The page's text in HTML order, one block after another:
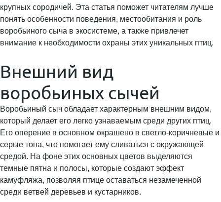
крупных сородичей. Эта статья поможет читателям лучше
понять особенности поведения, местообитания и роль
воробьиного сыча в экосистеме, а также привлечет
внимание к необходимости охраны этих уникальных птиц.
Внешний вид
воробьиных сычей
Воробьиный сыч обладает характерным внешним видом,
который делает его легко узнаваемым среди других птиц.
Его оперение в основном окрашено в светло-коричневые и
серые тона, что помогает ему сливаться с окружающей
средой. На фоне этих основных цветов выделяются
темные пятна и полосы, которые создают эффект
камуфляжа, позволяя птице оставаться незамеченной
среди ветвей деревьев и кустарников.